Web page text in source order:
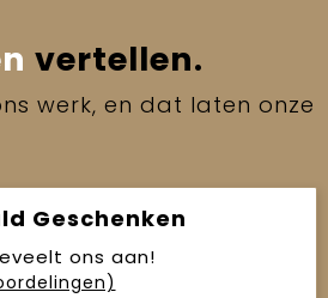
vertellen.
werk, en dat laten onze
Geschenken
ons aan!